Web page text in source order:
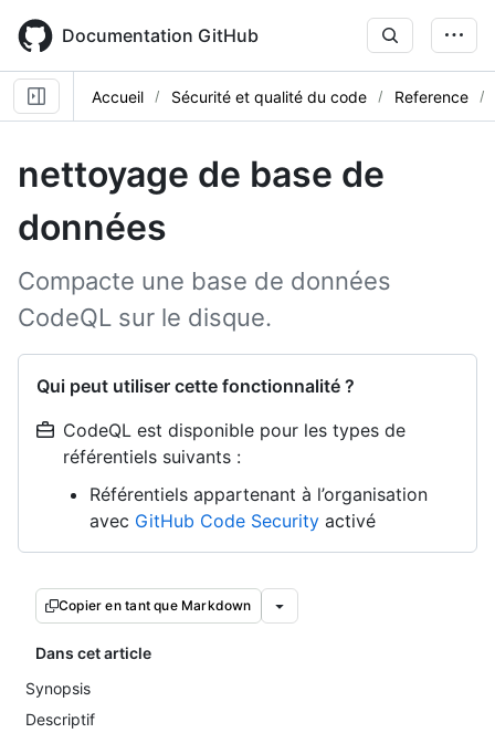
main
content
Documentation GitHub
Accueil Sécurité et qualité du code Reference
nettoyage de base de
données
Compacte une base de données
CodeQL sur le disque.
Qui peut utiliser cette fonctionnalité ?
CodeQL est disponible pour les types de
référentiels suivants :
Référentiels appartenant à l’organisation
avec GitHub Code Security activé
Copier en tant que Markdown
Dans cet article
Synopsis
Descriptif